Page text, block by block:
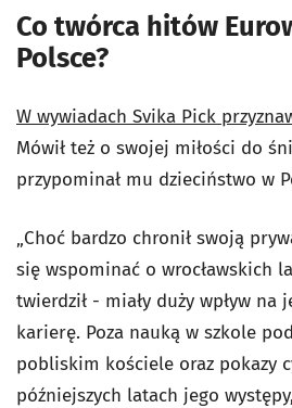
Co twórca hitów
Polsce?
W wywiadach Svika Pick
Mówił też o swojej miłości do
przypominał mu dzieciństwo w
„Choć bardzo chronił swoją
się wspominać o wrocławskich
twierdził - miały duży wpływ na
karierę. Poza nauką w szkole
pobliskim kościele oraz pokazy
późniejszych latach jego